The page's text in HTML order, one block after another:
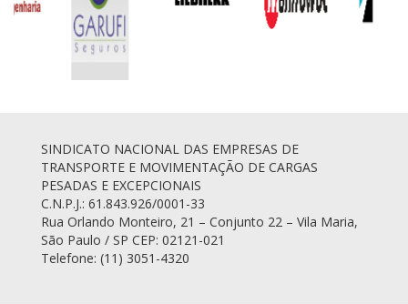
SINDICATO NACIONAL DAS EMPRESAS DE
TRANSPORTE E MOVIMENTAÇÃO DE CARGAS
PESADAS E EXCEPCIONAIS
C.N.P.J.: 61.843.926/0001-33
Rua Orlando Monteiro, 21 – Conjunto 22 – Vila Maria,
São Paulo / SP CEP: 02121-021
Telefone: (11) 3051-4320